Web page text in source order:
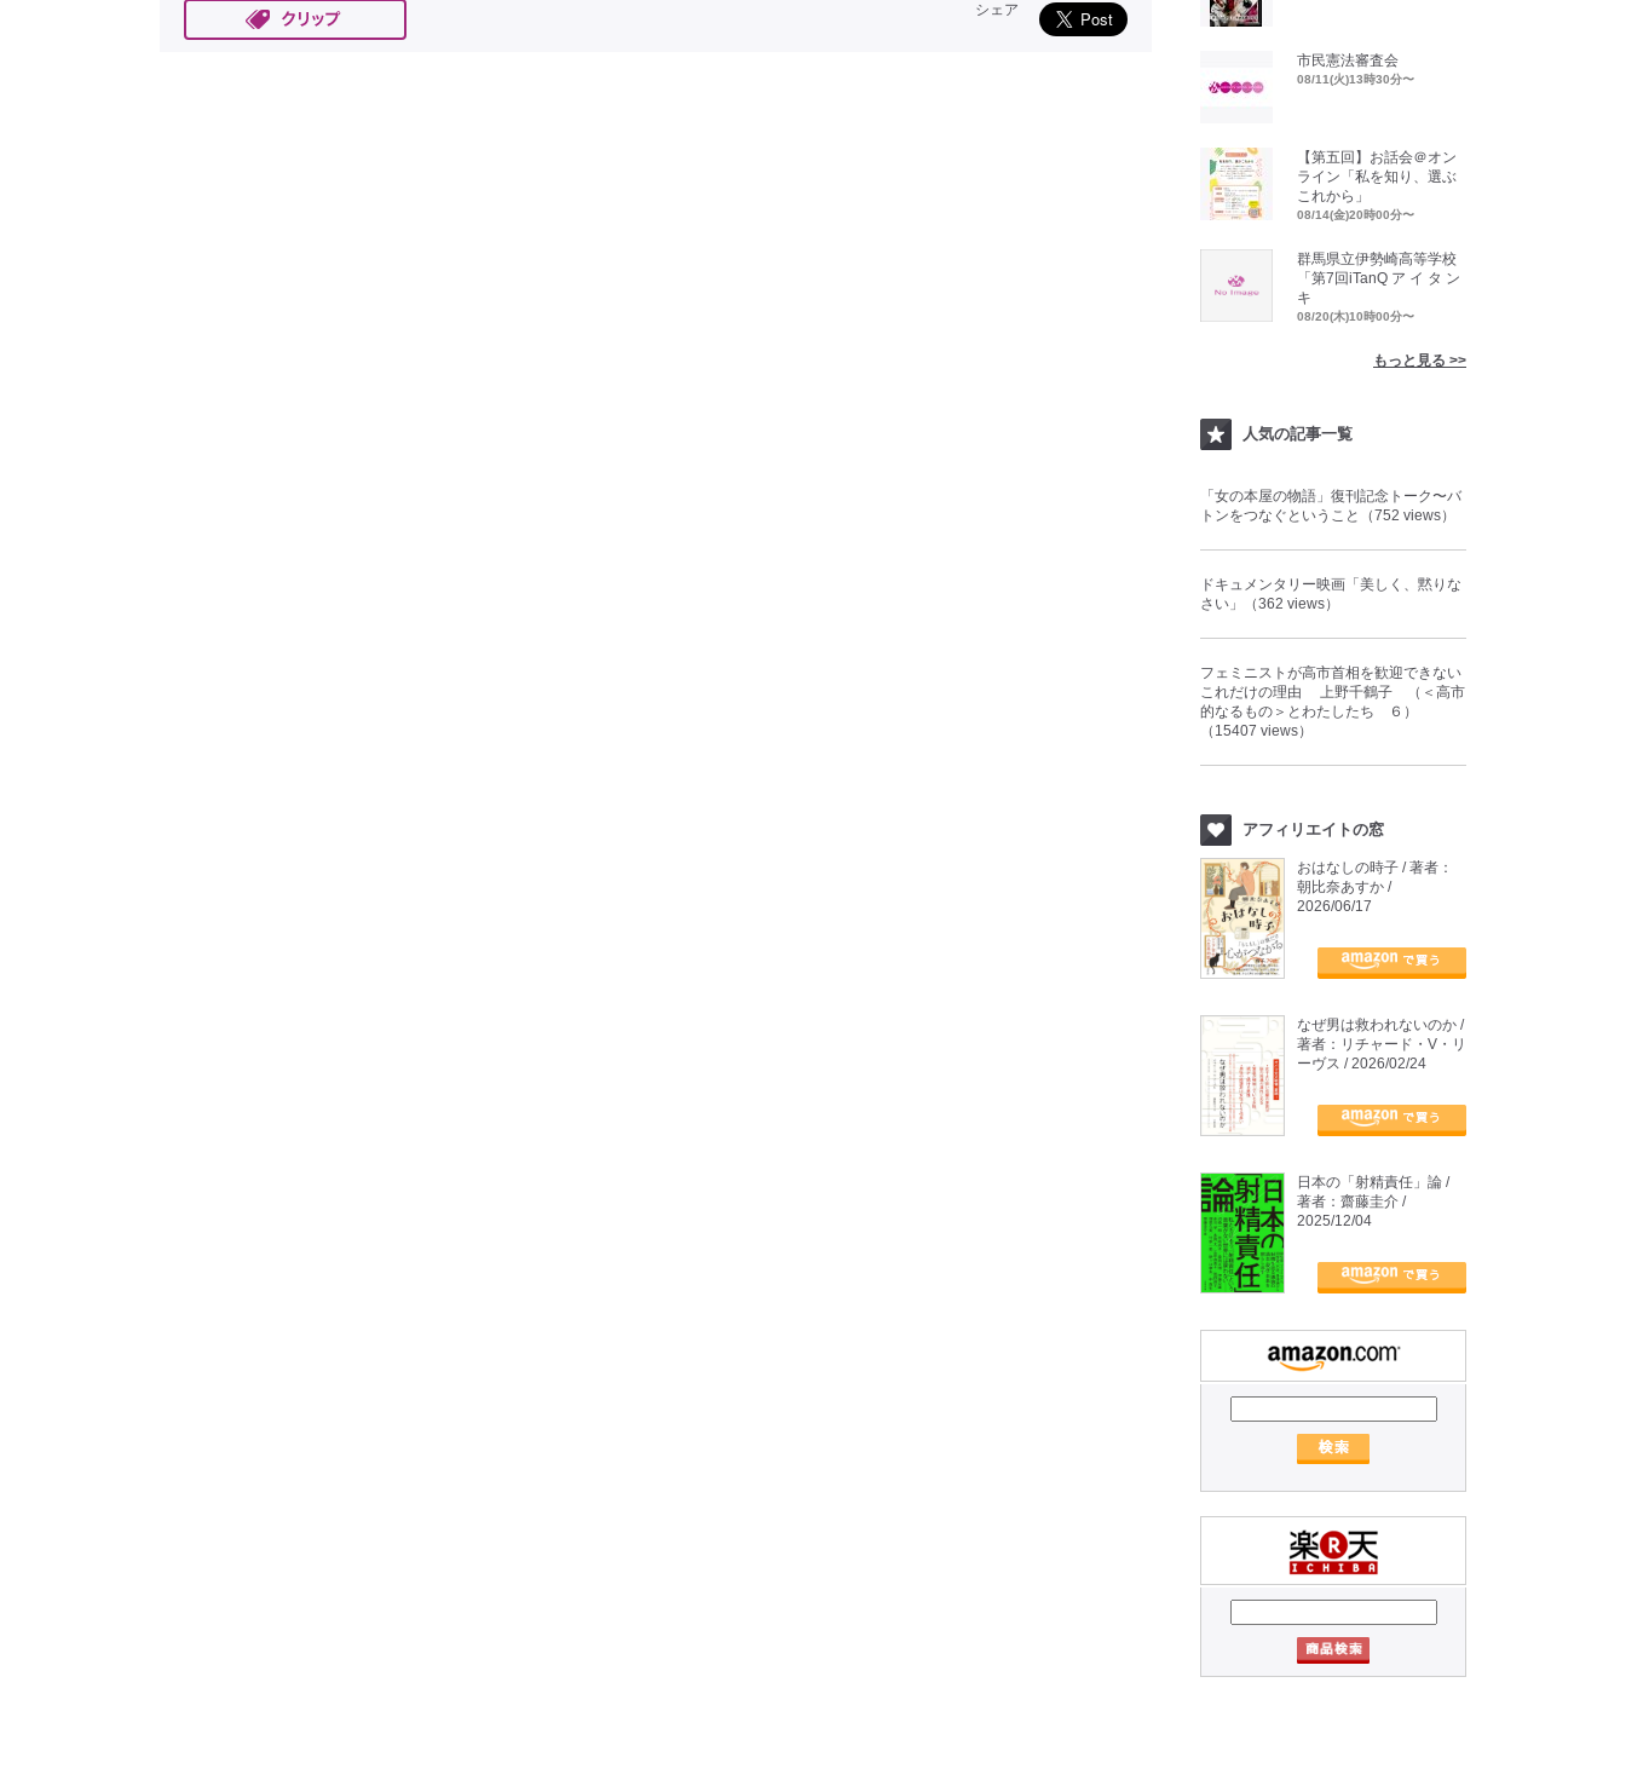
シェア
市民憲法審査会
08/11(火)13時30分〜
【第五回】お話会＠オン
ライン「私を知り、選ぶ
これから」
08/14(金)20時00分〜
群馬県立伊勢崎高等学校
「第7回iTanQ ア イ タ ン
キ
08/20(木)10時00分〜
もっと見る >>
人気の記事一覧
「女の本屋の物語」復刊記念トーク〜バ
トンをつなぐということ（752 views）
ドキュメンタリー映画「美しく、黙りな
さい」（362 views）
フェミニストが高市首相を歓迎できない
これだけの理由 上野千鶴子 （＜高市
的なるもの＞とわたしたち ６）
（15407 views）
アフィリエイトの窓
おはなしの時子 / 著者：
朝比奈あすか /
2026/06/17
なぜ男は救われないのか /
著者：リチャード・V・リ
ーヴス / 2026/02/24
日本の「射精責任」論 /
著者：齋藤圭介 /
2025/12/04